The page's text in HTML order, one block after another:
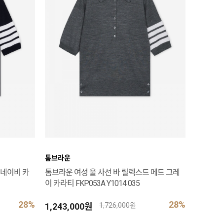
이비 카
28%
톰브라운
톰브라운 여성 울 사선 바 릴렉스드 메드 그레
이 카라티 FKP053A Y1014 035
1,243,000원 28%
1,726,000원